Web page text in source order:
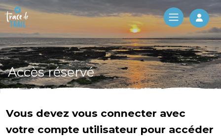
Log
Accès réservé
Vous devez vous connecter avec
votre compte utilisateur pour accéder